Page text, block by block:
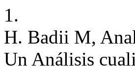
1.
H. Badii M,
Un Análisis